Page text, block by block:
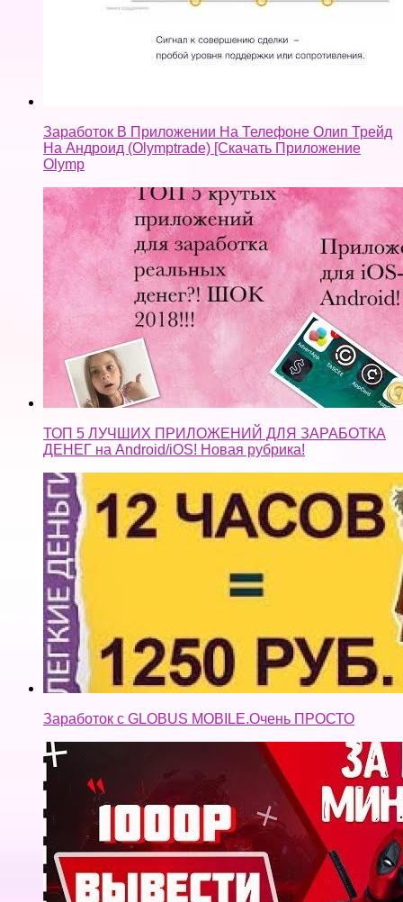
Заработок В Приложении На Телефоне Олип Трейд
На Андроид (Olymptrade) [Скачать Приложение
Olymp
ТОП 5 ЛУЧШИХ ПРИЛОЖЕНИЙ ДЛЯ ЗАРАБОТКА
ДЕНЕГ на Android/iOS! Новая рубрика!
Заработок с GLOBUS MOBILE.Очень ПРОСТО